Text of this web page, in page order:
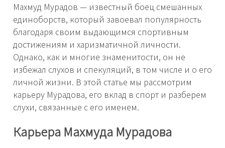
Махмуд Мурадов — известный боец смешанных
единоборств, который завоевал популярность
благодаря своим выдающимся спортивным
достижениям и харизматичной личности.
Однако, как и многие знаменитости, он не
избежал слухов и спекуляций, в том числе и о его
личной жизни. В этой статье мы рассмотрим
карьеру Мурадова, его вклад в спорт и разберем
слухи, связанные с его именем.
Карьера Махмуда Мурадова